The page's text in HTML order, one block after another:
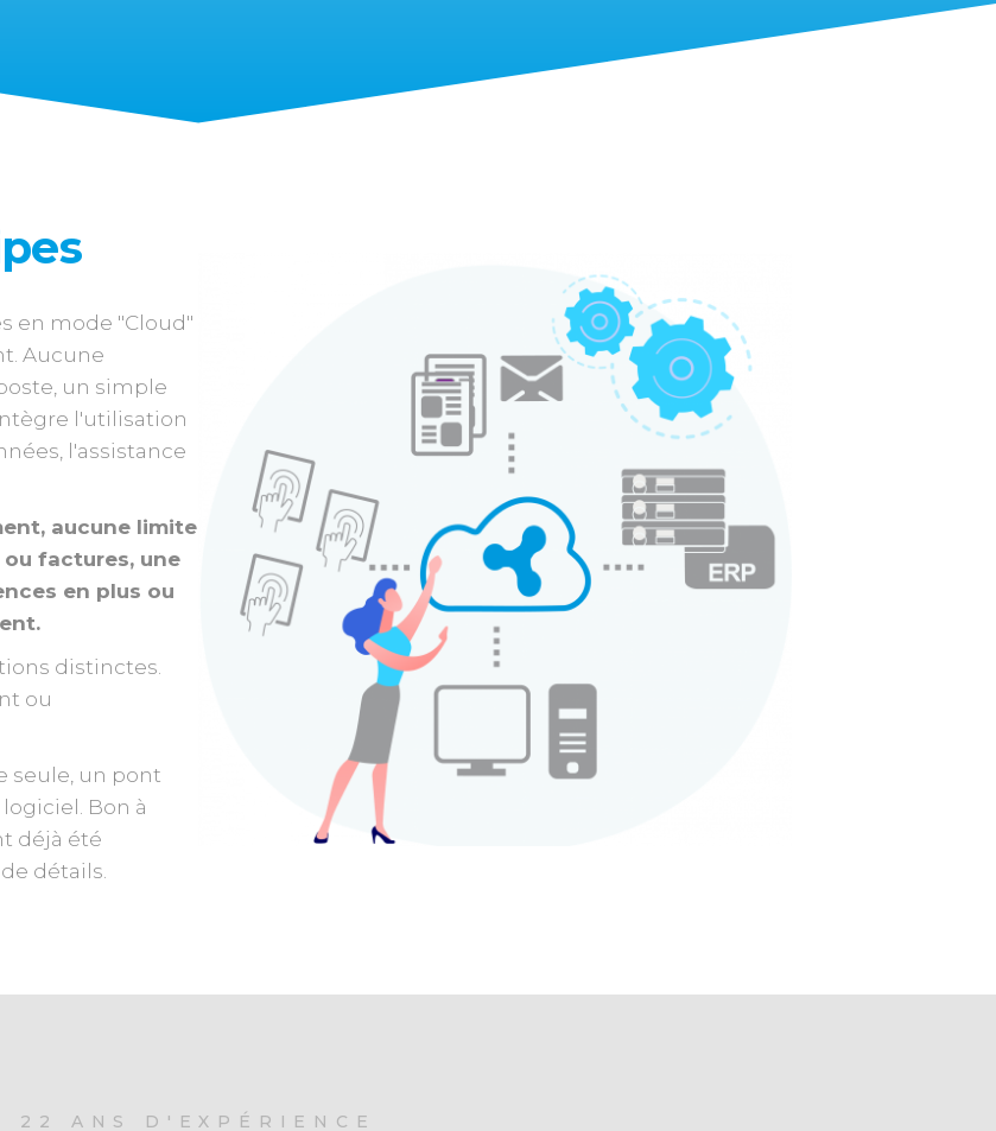
en mode "Cloud"
Aucune
un simple
l'utilisation
l'assistance
aucune limite
factures, une
en plus ou
distinctes.
ou
seule, un pont
Bon à
déjà été
détails.
22 ANS D'EXPÉRIENCE